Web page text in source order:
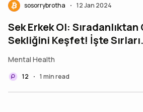
sosorrybrotha • 12 Jan 2024
Sek Erkek Ol: Sıradanlıktan
Sekliğini Keşfet! İşte
Mental Health
12 • 1 min read